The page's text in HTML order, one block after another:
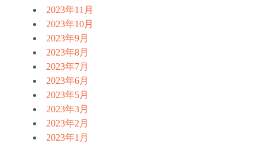
2023年11月
2023年10月
2023年9月
2023年8月
2023年7月
2023年6月
2023年5月
2023年3月
2023年2月
2023年1月